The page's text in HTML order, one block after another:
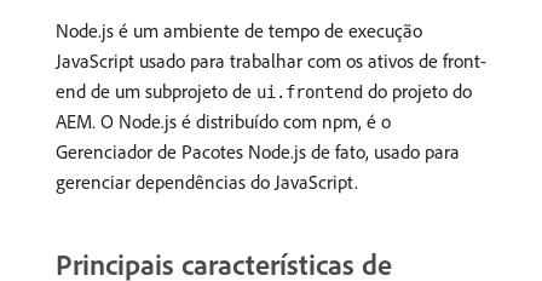
Node.js é um ambiente de tempo de execução
JavaScript usado para trabalhar com os ativos de front-
end de um subprojeto de ui.frontend do projeto do
AEM. O Node.js é distribuído com npm, é o
Gerenciador de Pacotes Node.js de fato, usado para
gerenciar dependências do JavaScript.
Principais características de